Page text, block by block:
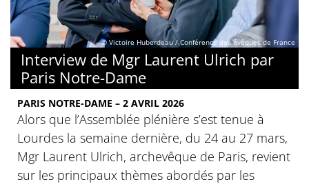
© Victoire Huberdeau / Conférence des évêques de France
Interview de Mgr Laurent Ulrich par
Paris Notre-Dame
PARIS NOTRE-DAME – 2 AVRIL 2026
Alors que l’Assemblée plénière s’est tenue à
Lourdes la semaine dernière, du 24 au 27 mars,
Mgr Laurent Ulrich, archevêque de Paris, revient
sur les principaux thèmes abordés par les